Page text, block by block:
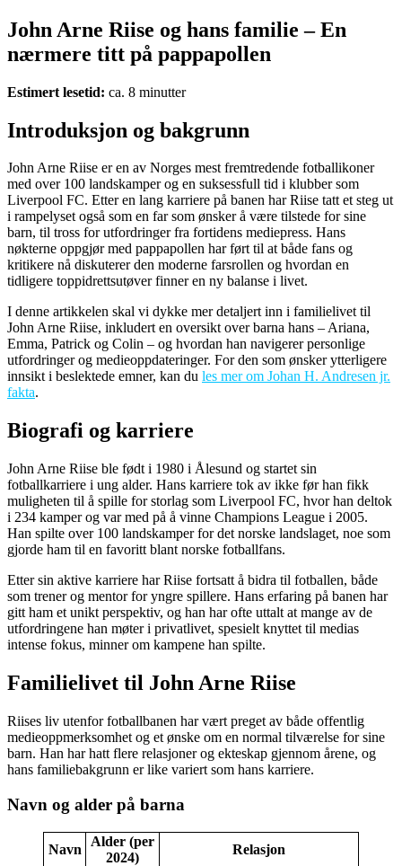
John Arne Riise og hans familie – En
nærmere titt på pappapollen
Estimert lesetid: ca. 8 minutter
Introduksjon og bakgrunn
John Arne Riise er en av Norges mest fremtredende fotballikoner
med over 100 landskamper og en suksessfull tid i klubber som
Liverpool FC. Etter en lang karriere på banen har Riise tatt et steg ut
i rampelyset også som en far som ønsker å være tilstede for sine
barn, til tross for utfordringer fra fortidens mediepress. Hans
nøkterne oppgjør med pappapollen har ført til at både fans og
kritikere nå diskuterer den moderne farsrollen og hvordan en
tidligere toppidrettsutøver finner en ny balanse i livet.
I denne artikkelen skal vi dykke mer detaljert inn i familielivet til
John Arne Riise, inkludert en oversikt over barna hans – Ariana,
Emma, Patrick og Colin – og hvordan han navigerer personlige
utfordringer og medieoppdateringer. For den som ønsker ytterligere
innsikt i beslektede emner, kan du les mer om Johan H. Andresen jr.
fakta.
Biografi og karriere
John Arne Riise ble født i 1980 i Ålesund og startet sin
fotballkarriere i ung alder. Hans karriere tok av ikke før han fikk
muligheten til å spille for storlag som Liverpool FC, hvor han deltok
i 234 kamper og var med på å vinne Champions League i 2005.
Han spilte over 100 landskamper for det norske landslaget, noe som
gjorde ham til en favoritt blant norske fotballfans.
Etter sin aktive karriere har Riise fortsatt å bidra til fotballen, både
som trener og mentor for yngre spillere. Hans erfaring på banen har
gitt ham et unikt perspektiv, og han har ofte uttalt at mange av de
utfordringene han møter i privatlivet, spesielt knyttet til medias
intense fokus, minner om kampene han spilte.
Familielivet til John Arne Riise
Riises liv utenfor fotballbanen har vært preget av både offentlig
medieoppmerksomhet og et ønske om en normal tilværelse for sine
barn. Han har hatt flere relasjoner og ekteskap gjennom årene, og
hans familiebakgrunn er like variert som hans karriere.
Navn og alder på barna
Navn
Alder (per
2024)
Relasjon